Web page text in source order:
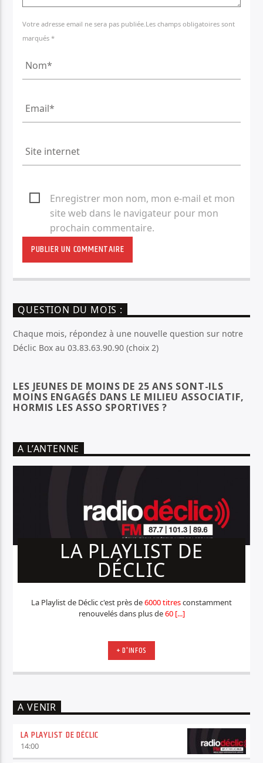
Votre adresse email ne sera pas publiée.Les champs obligatoires sont
marqués *
Enregistrer mon nom, mon e-mail et mon
site web dans le navigateur pour mon
prochain commentaire.
QUESTION DU MOIS :
Chaque mois, répondez à une nouvelle question sur notre
Déclic Box au 03.83.63.90.90 (choix 2)
LES JEUNES DE MOINS DE 25 ANS SONT-ILS
MOINS ENGAGÉS DANS LE MILIEU ASSOCIATIF,
HORMIS LES ASSO SPORTIVES ?
A L’ANTENNE
LA PLAYLIST DE
DÉCLIC
La Playlist de Déclic c'est près de6000 titresconstamment
renouvelés dans plus de60 [...]
+ D'INFOS
A VENIR
LA PLAYLIST DE DÉCLIC
14:00